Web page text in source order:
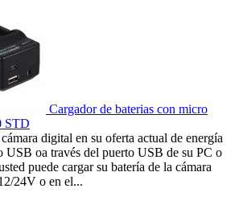
Cargador de baterias con micro
STD
digital en su oferta actual de energía
oa través del puerto USB de su PC o
puede cargar su batería de la cámara
24V o en el...